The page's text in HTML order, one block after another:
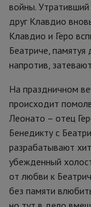
войны. Утративший
друг Клавдио
Клавдио и Геро
Беатриче, памятуя
напротив,
На праздничном
происходит
Леонато – отец
Бенедикту с
разрабатывают
убежденный
от любви к
без памяти